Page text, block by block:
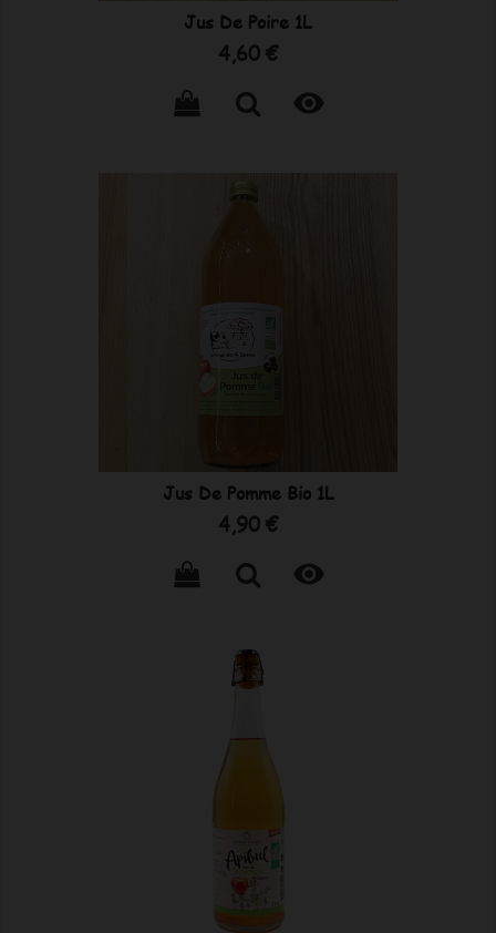
Jus De Poire 1L
Prix
4,60 €

Jus De Pomme Bio 1L
Prix
4,90 €
